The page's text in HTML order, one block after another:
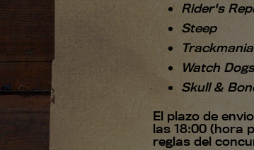
Rider's
Steep
Trackmania
Watch
Skull &
El plazo de
las 18:00 (hora
reglas del